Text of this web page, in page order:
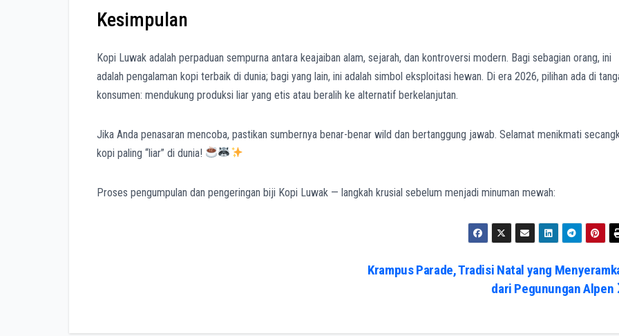
Kesimpulan
Kopi Luwak adalah perpaduan sempurna antara keajaiban alam, sejarah, dan kontroversi modern. Bagi sebagian orang, ini
adalah pengalaman kopi terbaik di dunia; bagi yang lain, ini adalah simbol eksploitasi hewan. Di era 2026, pilihan ada di
konsumen: mendukung produksi liar yang etis atau beralih ke alternatif berkelanjutan.
Jika Anda penasaran mencoba, pastikan sumbernya benar-benar wild dan bertanggung jawab. Selamat menikmati
kopi paling “liar” di dunia!
Proses pengumpulan dan pengeringan biji Kopi Luwak — langkah krusial sebelum menjadi minuman mewah:
Krampus Parade, Tradisi Natal yang
dari Pegunungan Alpen